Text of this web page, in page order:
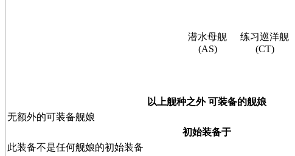
潜水母舰
(AS)
练习巡洋舰
(CT)
以上舰种之外 可装备的舰娘
无额外的可装备舰娘
初始装备于
此装备不是任何舰娘的初始装备